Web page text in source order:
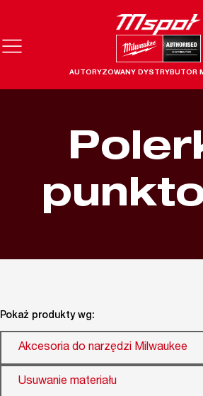
AUTORYZOWANY DYSTRYBUTOR
Pokaż produkty wg:
Akcesoria do narzędzi Milwaukee
Usuwanie materiału